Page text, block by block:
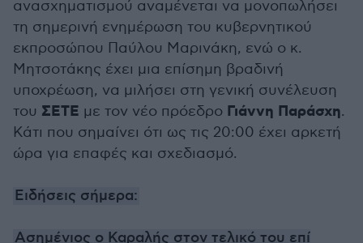
ανασχηματισμού αναμένεται να μονοπωλήσει
τη σημερινή ενημέρωση του κυβερνητικού
εκπροσώπου Παύλου Μαρινάκη, ενώ ο κ.
Μητσοτάκης έχει μια επίσημη βραδινή
υποχρέωση, να μιλήσει στη γενική συνέλευση
του ΣΕΤΕ με τον νέο πρόεδρο Γιάννη Παράσχη.
Κάτι που σημαίνει ότι ως τις 20:00 έχει αρκετή
ώρα για επαφές και σχεδιασμό.
Ειδήσεις σήμερα:
Ασημένιος ο Καραλής στον τελικό του επί